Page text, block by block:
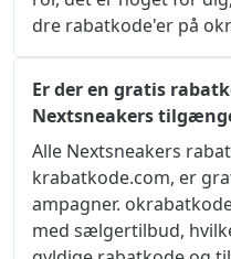
dre rabatkode'er på
Er der en gratis
Nextsneakers
Alle Nextsneakers
krabatkode.com, er
ampagner.
med sælgertilbud,